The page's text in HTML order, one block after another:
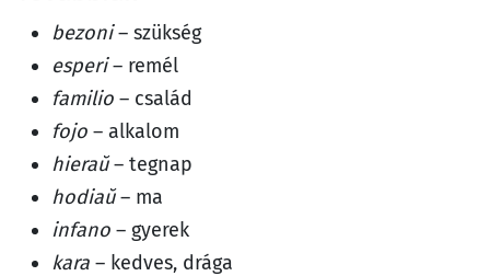
bezoni– szükség
esperi– remél
familio – család
fojo – alkalom
hieraŭ– tegnap
hodiaŭ– ma
infano – gyerek
kara – kedves, drága